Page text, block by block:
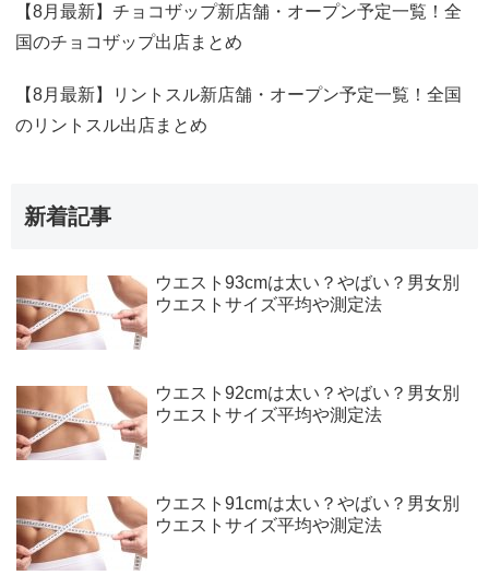
【8月最新】チョコザップ新店舗・オープン予定一覧！全
国のチョコザップ出店まとめ
【8月最新】リントスル新店舗・オープン予定一覧！全国
のリントスル出店まとめ
新着記事
ウエスト93cmは太い？やばい？男女別
ウエストサイズ平均や測定法
ウエスト92cmは太い？やばい？男女別
ウエストサイズ平均や測定法
ウエスト91cmは太い？やばい？男女別
ウエストサイズ平均や測定法